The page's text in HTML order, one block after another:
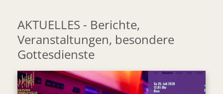
AKTUELLES - Berichte,
Veranstaltungen, besondere
Gottesdienste